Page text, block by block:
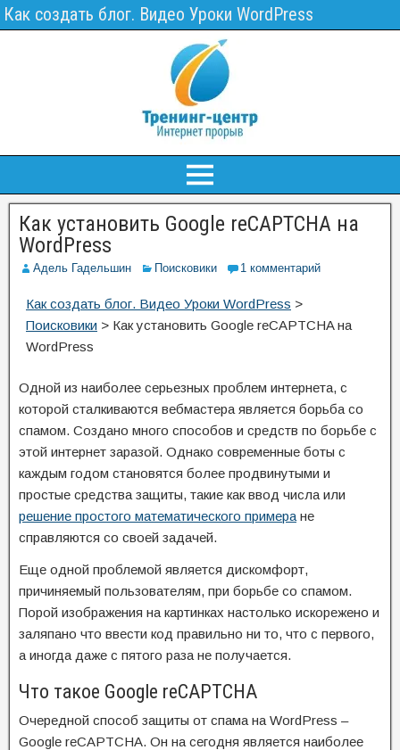
Как создать блог. Видео Уроки WordPress
Как установить Google reCAPTCHA на
WordPress
Адель Гадельшин Поисковики 1 комментарий
Как создать блог. Видео Уроки WordPress >
Поисковики > Как установить Google reCAPTCHA на
WordPress
Одной из наиболее серьезных проблем интернета, с
которой сталкиваются вебмастера является борьба со
спамом. Создано много способов и средств по борьбе с
этой интернет заразой. Однако современные боты с
каждым годом становятся более продвинутыми и
простые средства защиты, такие как ввод числа или
решение простого математического примера не
справляются со своей задачей.
Еще одной проблемой является дискомфорт,
причиняемый пользователям, при борьбе со спамом.
Порой изображения на картинках настолько искорежено и
заляпано что ввести код правильно ни то, что с первого,
а иногда даже с пятого раза не получается.
Что такое Google reCAPTCHA
Очередной способ защиты от спама на WordPress –
Google reCAPTCHA. Он на сегодня является наиболее